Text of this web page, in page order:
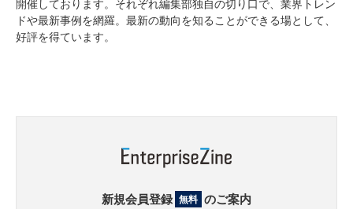
開催しております。それぞれ編集部独自の切り口で、業界トレン
ドや最新事例を網羅。最新の動向を知ることができる場として、
好評を得ています。
新規会員登録 無料 のご案内